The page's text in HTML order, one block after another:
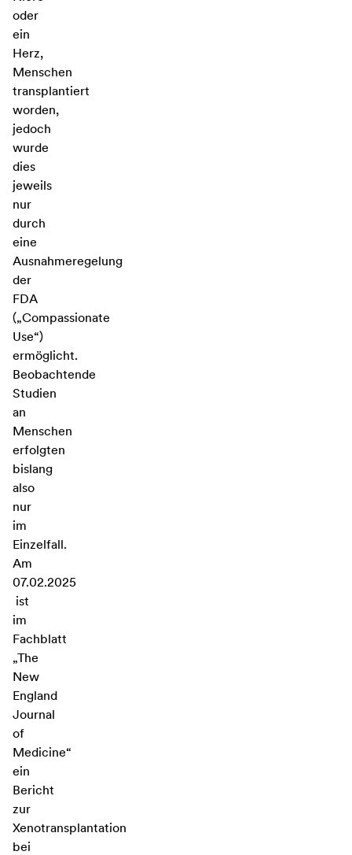
oder
ein
Herz,
Menschen
transplantiert
worden,
jedoch
wurde
dies
jeweils
nur
durch
eine
Ausnahmeregelung
der
FDA
(„Compassionate
Use“)
ermöglicht.
Beobachtende
Studien
an
Menschen
erfolgten
bislang
also
nur
im
Einzelfall.
Am
07.02.2025
ist
im
Fachblatt
„The
New
England
Journal
of
Medicine“
ein
Bericht
zur
Xenotransplantation
bei